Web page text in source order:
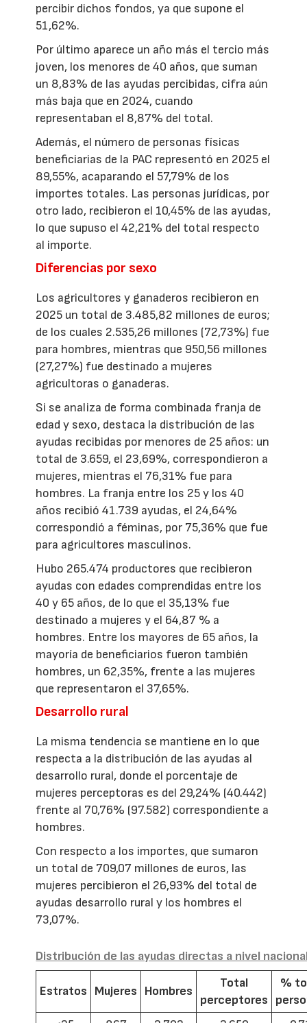
percibir dichos fondos, ya que supone el
51,62%.
Por último aparece un año más el tercio más
joven, los menores de 40 años, que suman
un 8,83% de las ayudas percibidas, cifra aún
más baja que en 2024, cuando
representaban el 8,87% del total.
Además, el número de personas físicas
beneficiarias de la PAC representó en 2025 el
89,55%, acaparando el 57,79% de los
importes totales. Las personas jurídicas, por
otro lado, recibieron el 10,45% de las ayudas,
lo que supuso el 42,21% del total respecto
al importe.
Diferencias por sexo
Los agricultores y ganaderos recibieron en
2025 un total de 3.485,82 millones de euros;
de los cuales 2.535,26 millones (72,73%) fue
para hombres, mientras que 950,56 millones
(27,27%) fue destinado a mujeres
agricultoras o ganaderas.
Si se analiza de forma combinada franja de
edad y sexo, destaca la distribución de las
ayudas recibidas por menores de 25 años: un
total de 3.659, el 23,69%, correspondieron a
mujeres, mientras el 76,31% fue para
hombres. La franja entre los 25 y los 40
años recibió 41.739 ayudas, el 24,64%
correspondió a féminas, por 75,36% que fue
para agricultores masculinos.
Hubo 265.474 productores que recibieron
ayudas con edades comprendidas entre los
40 y 65 años, de lo que el 35,13% fue
destinado a mujeres y el 64,87 % a
hombres. Entre los mayores de 65 años, la
mayoría de beneficiarios fueron también
hombres, un 62,35%, frente a las mujeres
que representaron el 37,65%.
Desarrollo rural
La misma tendencia se mantiene en lo que
respecta a la distribución de las ayudas al
desarrollo rural, donde el porcentaje de
mujeres perceptoras es del 29,24% (40.442)
frente al 70,76% (97.582) correspondiente a
hombres.
Con respecto a los importes, que sumaron
un total de 709,07 millones de euros, las
mujeres percibieron el 26,93% del total de
ayudas desarrollo rural y los hombres el
73,07%.
Distribución de las ayudas directas a nivel
Estratos Mujeres Hombres
Total
perceptores
%